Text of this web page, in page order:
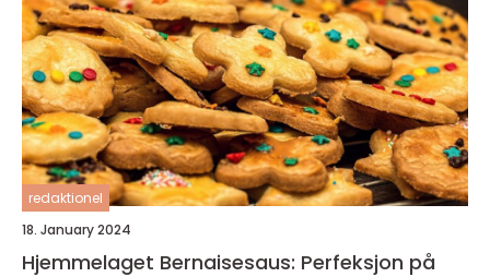
redaktionel
18. January 2024
Hjemmelaget Bernaisesaus: Perfeksjon på